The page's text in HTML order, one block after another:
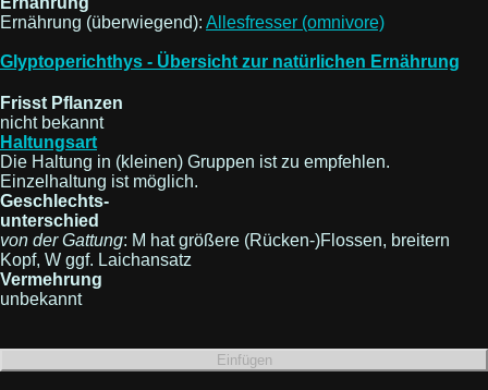
Ernährung (überwiegend): Allesfresser (omnivore)
Glyptoperichthys - Übersicht zur natürlichen Ernährung
Frisst Pflanzen
nicht bekannt
Haltungsart
Die Haltung in (kleinen) Gruppen ist zu empfehlen.
Einzelhaltung ist möglich.
Geschlechts-
unterschied
von der Gattung: M hat größere (Rücken-)Flossen, breitern
Kopf, W ggf. Laichansatz
Vermehrung
unbekannt